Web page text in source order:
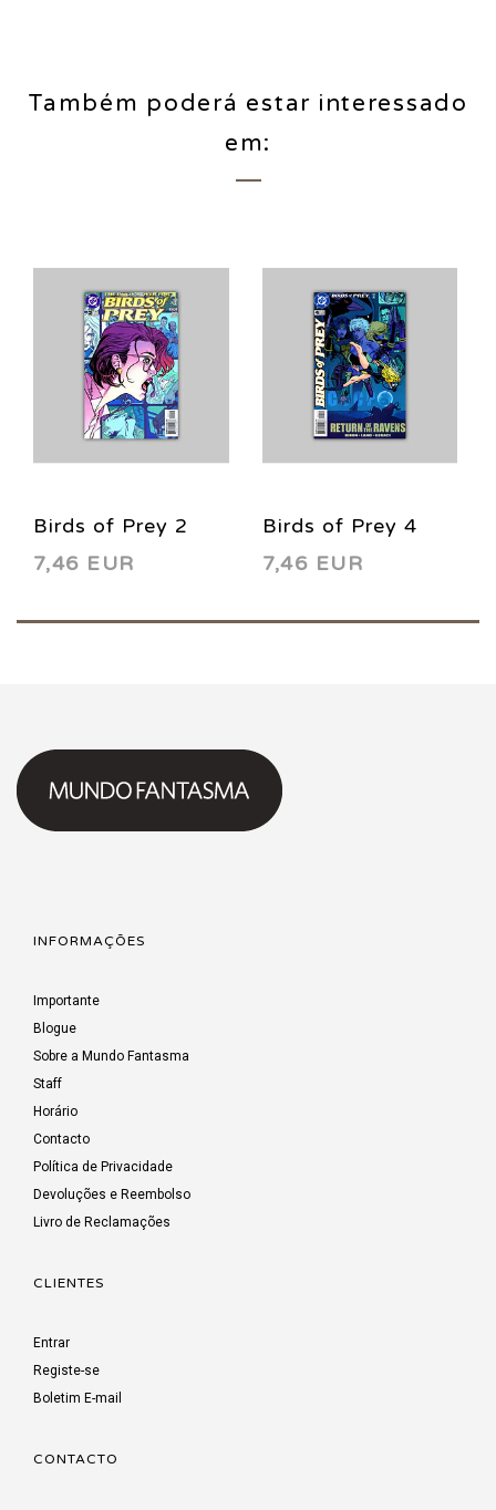
Também poderá estar interessado
em:
Birds of Prey 2
1999
7,46 EUR
Birds of Prey 4
1999
7,46 EUR
INFORMAÇÕES
Importante
Blogue
Sobre a Mundo Fantasma
Staff
Horário
Contacto
Política de Privacidade
Devoluções e Reembolso
Livro de Reclamações
CLIENTES
Entrar
Registe-se
Boletim E-mail
CONTACTO